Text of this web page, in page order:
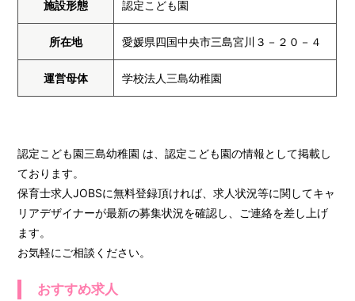
施設形態 認定こども園
所在地 愛媛県四国中央市三島宮川３－２０－４
運営母体 学校法人三島幼稚園
認定こども園三島幼稚園 は、認定こども園の情報として掲載し
ております。
保育士求人JOBSに無料登録頂ければ、求人状況等に関してキャ
リアデザイナーが最新の募集状況を確認し、ご連絡を差し上げ
ます。
お気軽にご相談ください。
おすすめ求人